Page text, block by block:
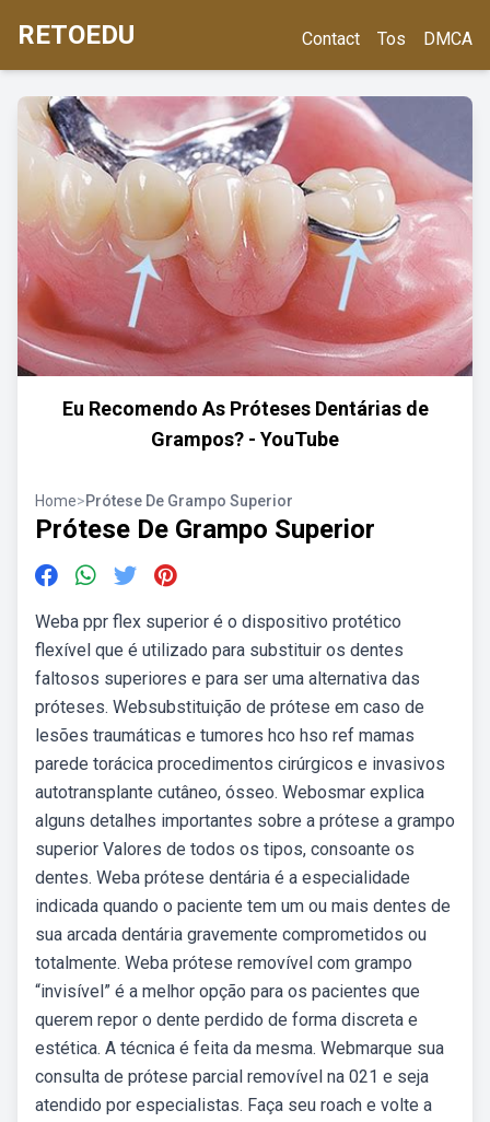
RETOEDU Contact Tos DMCA
Eu Recomendo As Próteses Dentárias de
Grampos? - YouTube
Home>Prótese De Grampo Superior
Prótese De Grampo Superior
Weba ppr flex superior é o dispositivo protético
flexível que é utilizado para substituir os dentes
faltosos superiores e para ser uma alternativa das
próteses. Websubstituição de prótese em caso de
lesões traumáticas e tumores hco hso ref mamas
parede torácica procedimentos cirúrgicos e invasivos
autotransplante cutâneo, ósseo. Webosmar explica
alguns detalhes importantes sobre a prótese a grampo
superior Valores de todos os tipos, consoante os
dentes. Weba prótese dentária é a especialidade
indicada quando o paciente tem um ou mais dentes de
sua arcada dentária gravemente comprometidos ou
totalmente. Weba prótese removível com grampo
“invisível” é a melhor opção para os pacientes que
querem repor o dente perdido de forma discreta e
estética. A técnica é feita da mesma. Webmarque sua
consulta de prótese parcial removível na 021 e seja
atendido por especialistas. Faça seu roach e volte a